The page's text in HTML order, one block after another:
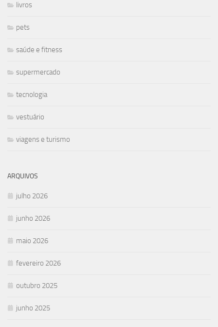
livros
pets
saúde e fitness
supermercado
tecnologia
vestuário
viagens e turismo
ARQUIVOS
julho 2026
junho 2026
maio 2026
fevereiro 2026
outubro 2025
junho 2025